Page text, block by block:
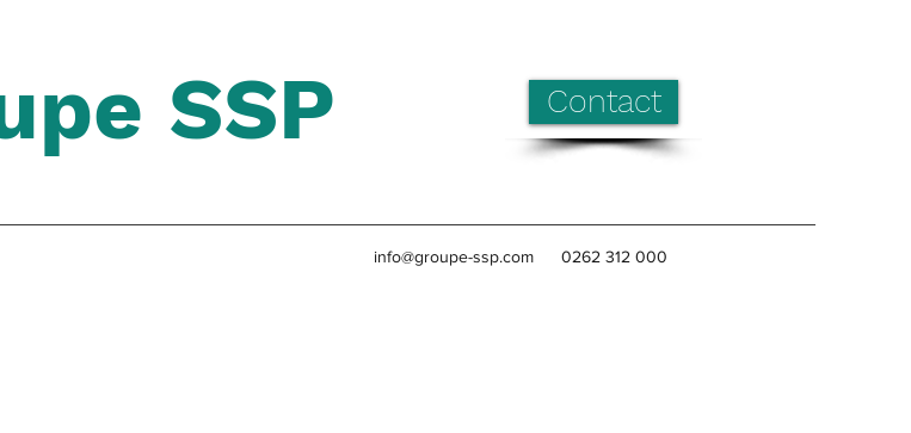
SSP Contact
info@groupe-ssp.com 0262 312 000